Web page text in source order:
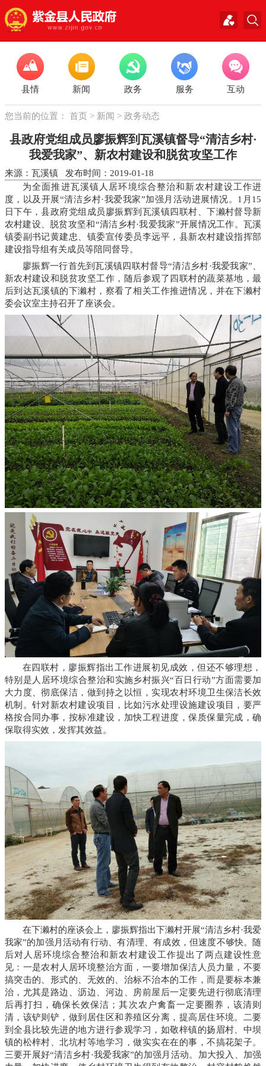
县情 新闻 政务 服务 互动
您当前的位置： 首页 > 新闻 > 政务动态
县政府党组成员廖振辉到瓦溪镇督导“清洁乡村·
我爱我家”、新农村建设和脱贫攻坚工作
来源：瓦溪镇 发布时间：2019-01-18
为全面推进瓦溪镇人居环境综合整治和新农村建设工作进
度，以及开展“清洁乡村·我爱我家”加强月活动进展情况。1月15
日下午，县政府党组成员廖振辉到瓦溪镇四联村、下濑村督导新
农村建设、脱贫攻坚和“清洁乡村·我爱我家”开展情况工作。瓦溪
镇委副书记黄建忠、镇委宣传委员李远平，县新农村建设指挥部
建设指导组有关成员等陪同督导。
廖振辉一行首先到瓦溪镇四联村督导“清洁乡村·我爱我家”、
新农村建设和脱贫攻坚工作，随后参观了四联村的蔬菜基地，最
后到达瓦溪镇的下濑村，察看了相关工作推进情况，并在下濑村
委会议室主持召开了座谈会。
在四联村，廖振辉指出工作进展初见成效，但还不够理想，
特别是人居环境综合整治和实施乡村振兴“百日行动”方面需要加
大力度、彻底保洁，做到持之以恒，实现农村环境卫生保洁长效
机制。针对新农村建设项目，比如污水处理设施建设项目，要严
格按合同办事，按标准建设，加快工程进度，保质保量完成，确
保取得实效，发挥其效益。
在下濑村的座谈会上，廖振辉指出下濑村开展“清洁乡村·我爱
我家”的加强月活动有行动、有清理、有成效，但速度不够快。随
后对人居环境综合整治和新农村建设工作提出了两点建设性意
见：一是农村人居环境整治方面，一要增加保洁人员力量，不要
搞突击的、形式的、无效的、治标不治本的工作，而是要标本兼
治，尤其是路边、沥边、河边、房前屋后一定要先进行彻底清理
后再打扫，确保长效保洁；其次农户禽畜一定要圈养，该清则
清，该铲则铲，做到居住区和养殖区分离，提高居住环境。二要
到全县比较先进的地方进行参观学习，如敬梓镇的扬眉村、中坝
镇的松梓村、北坑村等地学习，做实实在在的事，不搞花架子。
三要开展好“清洁乡村·我爱我家”的加强月活动。加大投入、加强